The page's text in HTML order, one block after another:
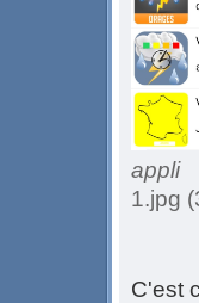
appli
1.jpg
C'est